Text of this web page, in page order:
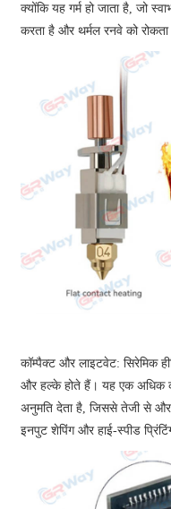
क्योंकि यह गर्म हो जाता है, जो
करता है और थर्मल रनवे को
कॉम्पैक्ट और लाइटवेट: सिरेमिक
और हल्के होते हैं। यह एक अधिक
अनुमति देता है, जिससे तेजी से
इनपुट शेपिंग और हाई-स्पीड